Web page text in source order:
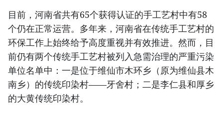
目前，河南省共有65个获得认证的手工艺村中有58
个仍在正常运营。多年来，河南省在传统手工艺村的
环保工作上始终给予高度重视并有效推进。然而，目
前仍有两个传统手工艺村被列入急需治理的严重污染
单位名单中：一是位于维仙市木环乡（原为维仙县木
南乡）的传统印染村——牙舍村；二是李仁县和厚乡
的大黄传统印染村。